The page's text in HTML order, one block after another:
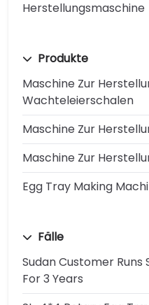
Herstellungsmaschine
Produkte
Maschine Zur
Wachteleierschalen
Maschine Zur
Maschine Zur
Egg Tray Making
Fälle
Sudan Customer Runs
For 3 Years